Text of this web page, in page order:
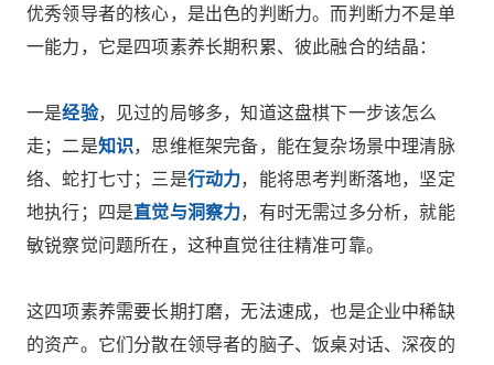
优秀领导者的核心，是出色的判断力。而判断力不是单
一能力，它是四项素养长期积累、彼此融合的结晶：
一是经验，见过的局够多，知道这盘棋下一步该怎么
走；二是知识，思维框架完备，能在复杂场景中理清脉
络、蛇打七寸；三是行动力，能将思考判断落地，坚定
地执行；四是直觉与洞察力，有时无需过多分析，就能
敏锐察觉问题所在，这种直觉往往精准可靠。
这四项素养需要长期打磨，无法速成，也是企业中稀缺
的资产。它们分散在领导者的脑子、饭桌对话、深夜的